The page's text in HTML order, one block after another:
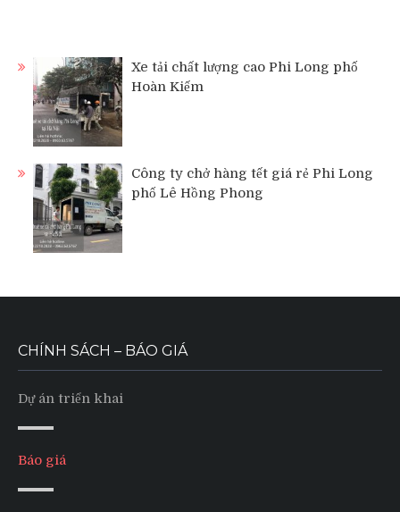
Xe tải chất lượng cao Phi Long phố
Hoàn Kiếm
Công ty chở hàng tết giá rẻ Phi Long
phố Lê Hồng Phong
CHÍNH SÁCH – BÁO GIÁ
Dự án triển khai
Báo giá